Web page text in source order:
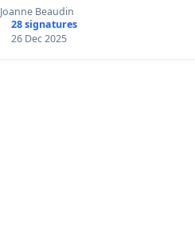
Joanne Beaudin
28 signatures
26 Dec 2025